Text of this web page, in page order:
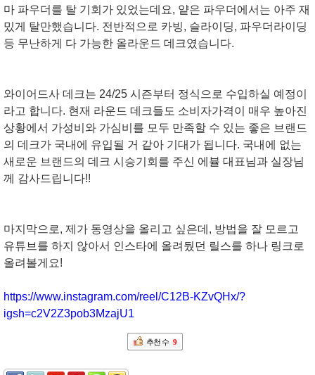
마 파우더를 탈 기회가 있었는데요, 얕은 파우더에서는 아주 재
밌게 탈만했습니다. 전반적으로 카빙, 슬라이딩, 파우더라이딩
등 무난하게 다 가능한 올라운드 데크였습니다.
와이어드사 데크는 24/25 시즌부터 정식으로 수입하실 예정이
라고 합니다. 현재 라운드 데크들도 소비자가격이 매우 높아진
상황에서 가성비와 가심비를 모두 만족할 수 있는 좋은 브랜드
의 데크가 국내에 유입될 거 같아 기대가 됩니다. 국내에 없는
새로운 브랜드의 데크 시승기회를 주신 에뷸 대표님과 실장님
께 감사드립니다!!
마지막으로, 제가 동영상을 올리고 싶은데, 방법을 잘 모르고
유튜브를 하지 않아서 인스타에 올려뒀던 릴스를 하나 링크로
올려볼게요!
https://www.instagram.com/reel/C12B-KZvQHx/?
igsh=c2V2Z3pob3MzajU1
추천 수 9